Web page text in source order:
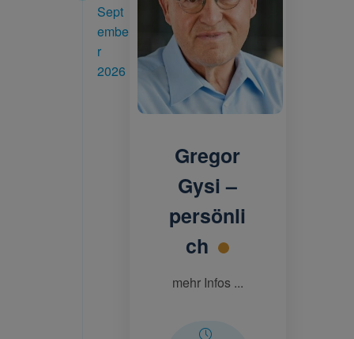
Sept
embe
r
2026
Gregor
Gysi –
persönli
ch
mehr Infos ...